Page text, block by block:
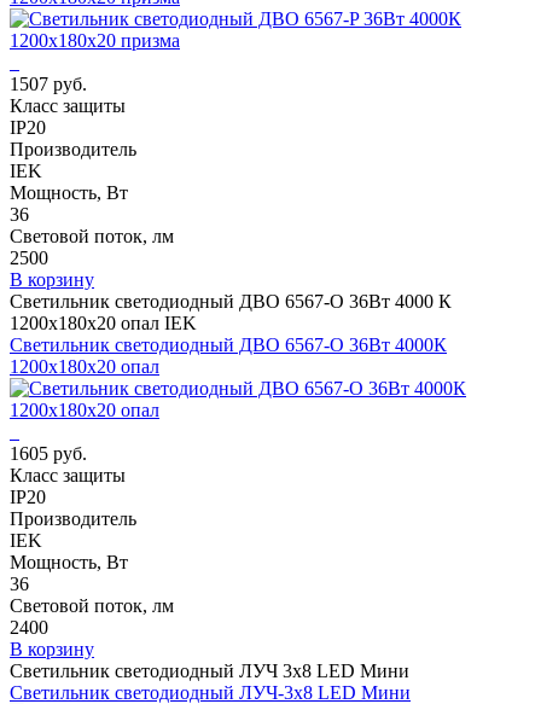
1507 руб.
Класс защиты
IP20
Производитель
IEK
Мощность, Вт
36
Световой поток, лм
2500
В корзину
Светильник светодиодный ДВО 6567-O 36Вт 4000 К
1200х180х20 опал IEK
Светильник светодиодный ДВО 6567-O 36Вт 4000К
1200х180х20 опал
1605 руб.
Класс защиты
IP20
Производитель
IEK
Мощность, Вт
36
Световой поток, лм
2400
В корзину
Светильник светодиодный ЛУЧ 3х8 LED Мини
Светильник светодиодный ЛУЧ-3х8 LED Мини